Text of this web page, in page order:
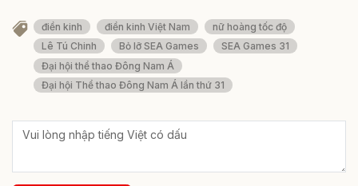
điền kinh điền kinh Việt Nam
nữ hoàng tốc độ
Lê Tú Chinh
Bỏ lỡ SEA Games
SEA Games 31
Đại hội thể thao Đông Nam Á
Đại hội Thể thao Đông Nam Á lần thứ 31